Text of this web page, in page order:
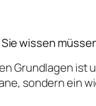
wissen
Grundlagen ist
sondern ein